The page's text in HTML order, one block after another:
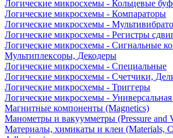
Логические микросхемы - Кольцевые
Логические микросхемы - Компараторы
Логические микросхемы -
Логические микросхемы - Регистры
Логические микросхемы - Сигнальные
Мультиплексоры, Декодеры
Логические микросхемы - Специальные
Логические микросхемы - Счетчики,
Логические микросхемы - Триггеры
Логические микросхемы -
Магнитные компоненты (Magnetics)
Манометры и вакуумметры (Pressure and
Материалы, химикаты и клеи (Materials,